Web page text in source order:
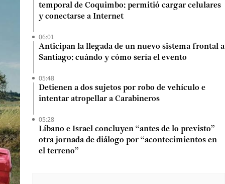
temporal de Coquimbo: permitió cargar celulares
y conectarse a Internet
06:01
Anticipan la llegada de un nuevo sistema frontal a
Santiago: cuándo y cómo sería el evento
05:48
Detienen a dos sujetos por robo de vehículo e
intentar atropellar a Carabineros
05:28
Líbano e Israel concluyen “antes de lo previsto”
otra jornada de diálogo por “acontecimientos en
el terreno”